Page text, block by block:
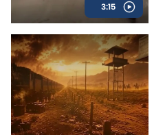
3:15